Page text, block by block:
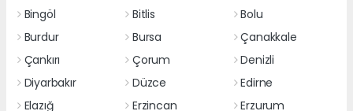
Bingöl
Bitlis
Bolu
Burdur
Bursa
Çanakkale
Çankırı
Çorum
Denizli
Diyarbakır
Düzce
Edirne
Elazığ
Erzincan
Erzurum